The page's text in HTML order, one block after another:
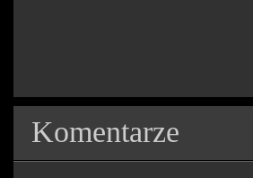
Komentarze